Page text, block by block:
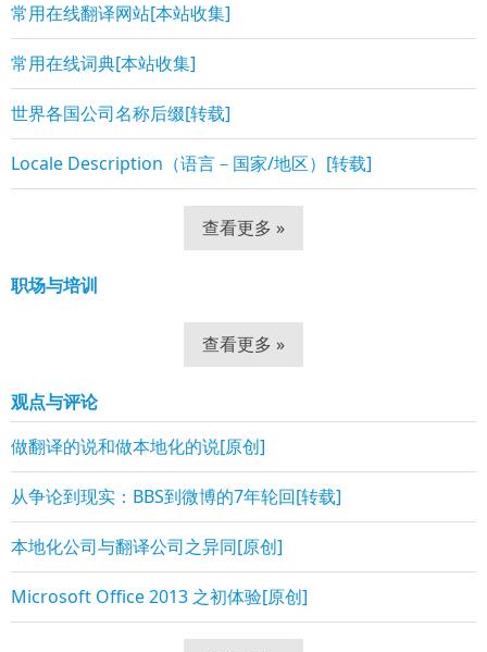
常用在线翻译网站[本站收集]
常用在线词典[本站收集]
世界各国公司名称后缀[转载]
Locale Description（语言－国家/地区）[转载]
查看更多 »
职场与培训
查看更多 »
观点与评论
做翻译的说和做本地化的说[原创]
从争论到现实：BBS到微博的7年轮回[转载]
本地化公司与翻译公司之异同[原创]
Microsoft Office 2013 之初体验[原创]